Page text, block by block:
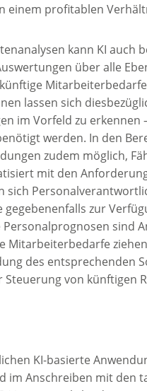
einem profitablen
kann KI
über alle
lassen sich
im Vorfeld zu erkennen
werden. In den
zudem möglich,
mit den
sich
gegebenenfalls zur
sind
Mitarbeiterbedarfe
des entsprechenden
von künftigen
KI-basierte
im Anschreiben mit den